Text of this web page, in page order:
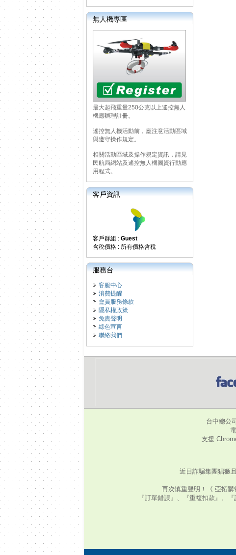
無人機專區
最大起飛重量250公克以上遙控無人
機應辦理註冊。
遙控無人機活動前，應注意活動區域
與遵守操作規定。
相關活動區域及操作規定資訊，請見
民航局網站及遙控無人機圖資行動應
用程式。
客戶資訊
客戶群組 : Guest
含稅價格 : 所有價格含稅
服務台
客服中心
消費提醒
會員服務條款
隱私權政策
免責聲明
綠色宣言
聯絡我們
台中總公
支援
近日詐騙集團猖獗
再次慎重聲明！《 亞拓
『訂單錯誤』、『重複扣款』、